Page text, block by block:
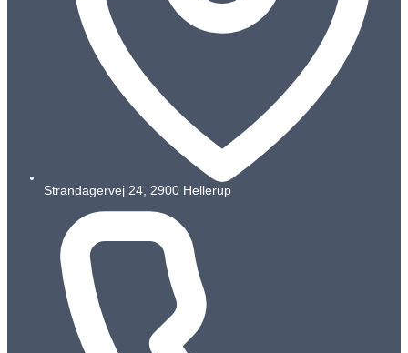
Strandagervej 24, 2900 Hellerup